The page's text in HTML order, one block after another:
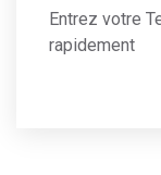
Entrez votre
rapidement